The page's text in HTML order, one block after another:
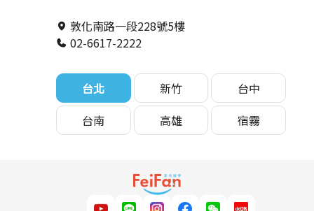
台北 新竹
台中
台南
高雄 宿霧
02-6617-2222
敦化南路一段228號5樓